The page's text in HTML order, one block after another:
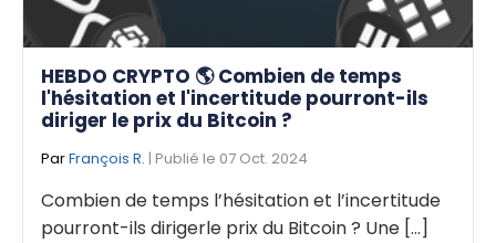
HEBDO CRYPTO 🌎 Combien de temps
l'hésitation et l'incertitude pourront-ils
diriger le prix du Bitcoin ?
ParFrançois R. | Publié le 07 Oct. 2024
Combien de temps l’hésitation et l’incertitude
pourront-ils dirigerle prix du Bitcoin ? Une [...]